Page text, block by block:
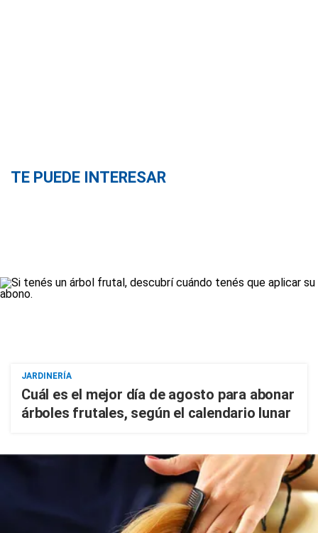
TE PUEDE INTERESAR
JARDINERÍA
Cuál es el mejor día de agosto para abonar
árboles frutales, según el calendario lunar